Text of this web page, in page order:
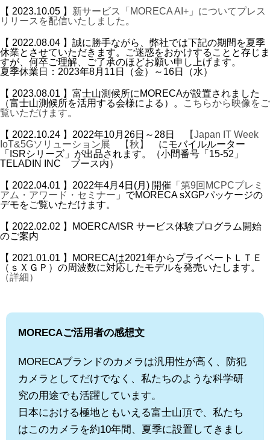
【 2023.10.05 】 新サービス「MORECA AI+」についてプレス
リリースを配信いたしました 。
【 2022.08.04 】誠に勝手ながら、弊社では下記の期間を夏季
休業とさせていただきます。ご迷惑をおかけすることと存じま
すが、何卒ご理解、ご了承のほどお願い申し上げます。
夏季休業日：2023年8月11日（金）～16日（水）
【 2023.08.01 】富士山測候所にMORECAが設置されました
（富士山測候所を活用する会様による）。
こちらから映像をご
覧いただけます。
【 2022.10.24 】2022年10月26日～28日
【Japan IT Week
IoT&5Gソリューション展 【秋】
にモバイルルーター
「ISRシリーズ」が出品されます。（小間番号「15-52」
TELADIN INC ブース内）
【 2022.04.01 】2022年4月4日(月) 開催「 第9回MCPCプレミ
アム・アワード・セミナー 」でMORECA sXGPパッケージの
デモをご覧いただけます。
【 2022.02.02 】MOERCA/ISR サービス体験プログラム開始
のご案内
【 2021.01.01 】MORECAは2021年からプライベートＬＴＥ
（ｓＸＧＰ）の周波数に対応したモデルを発売いたします。
（詳細）
MORECAご活用者の感想文
MORECAブランドのカメラは汎用性が高く、防犯
カメラとしてだけでなく、私たちのような科学研
究の用途でも活躍しています。
日本における極地ともいえる富士山頂で、私たち
はこのカメラを約10年間、夏季に設置してきまし